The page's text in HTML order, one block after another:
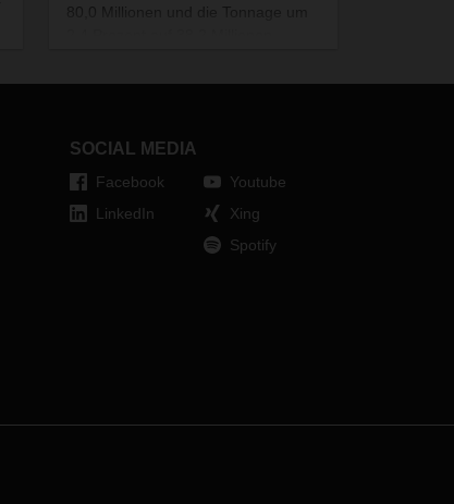
die europäischen Landverkehre
SOCIAL MEDIA
Facebook
LinkedIn
Youtube
Xing
Spotify